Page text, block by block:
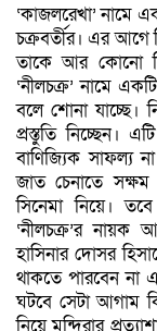
‘কাজলরেখা’ নামে
চক্রবর্তীর। এর আগে
তাকে আর কোনো
‘নীলচক্র’ নামে
বলে শোনা যাচ্ছে।
প্রস্তুতি নিচ্ছেন।
বাণিজ্যিক সাফল্য
জাত চেনাতে সক্ষম
সিনেমা নিয়ে।
‘নীলচক্র’র নায়ক
হাসিনার দোসর
থাকতে পারবেন না
ঘটবে সেটা আগাম
নিয়ে মন্দিরার